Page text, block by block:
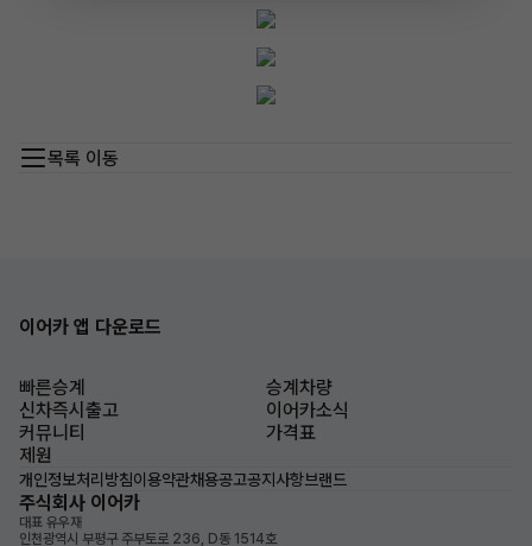
목록 이동
이어카 앱 다운로드
빠른승계
승계차량
신차즉시출고
이어카소식
커뮤니티
가격표
제원
개인정보처리방침이용약관채용공고공지사항브랜드
주식회사 이어카
대표 유우재
인천광역시 부평구 주부토로 236, D동 1514호